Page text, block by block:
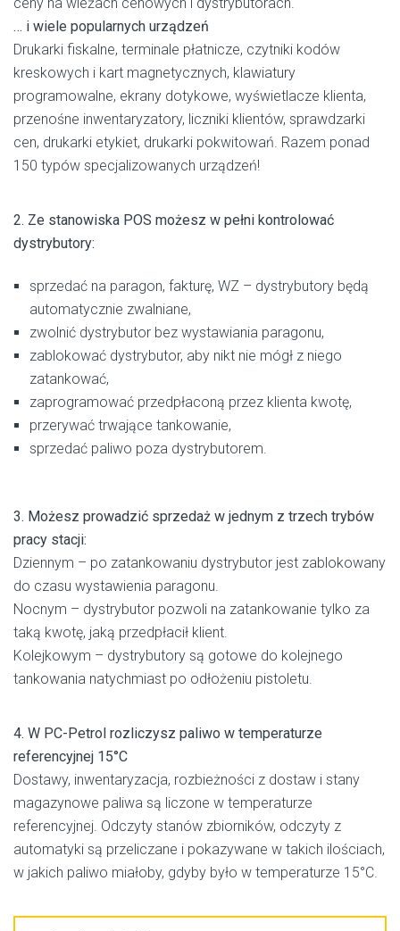
… i wiele popularnych urządzeń
Drukarki fiskalne, terminale płatnicze, czytniki kodów
kreskowych i kart magnetycznych, klawiatury
programowalne, ekrany dotykowe, wyświetlacze klienta,
przenośne inwentaryzatory, liczniki klientów, sprawdzarki
cen, drukarki etykiet, drukarki pokwitowań. Razem ponad
150 typów specjalizowanych urządzeń!
2. Ze stanowiska POS możesz w pełni kontrolować
dystrybutory:
sprzedać na paragon, fakturę, WZ – dystrybutory będą
automatycznie zwalniane,
zwolnić dystrybutor bez wystawiania paragonu,
zablokować dystrybutor, aby nikt nie mógł z niego
zatankować,
zaprogramować przedpłaconą przez klienta kwotę,
przerywać trwające tankowanie,
sprzedać paliwo poza dystrybutorem.
3. Możesz prowadzić sprzedaż w jednym z trzech trybów
pracy stacji:
Dziennym – po zatankowaniu dystrybutor jest zablokowany
do czasu wystawienia paragonu.
Nocnym – dystrybutor pozwoli na zatankowanie tylko za
taką kwotę, jaką przedpłacił klient.
Kolejkowym – dystrybutory są gotowe do kolejnego
tankowania natychmiast po odłożeniu pistoletu.
4. W PC-Petrol rozliczysz paliwo w temperaturze
referencyjnej 15°C
Dostawy, inwentaryzacja, rozbieżności z dostaw i stany
magazynowe paliwa są liczone w temperaturze
referencyjnej. Odczyty stanów zbiorników, odczyty z
automatyki są przeliczane i pokazywane w takich ilościach,
w jakich paliwo miałoby, gdyby było w temperaturze 15°C.